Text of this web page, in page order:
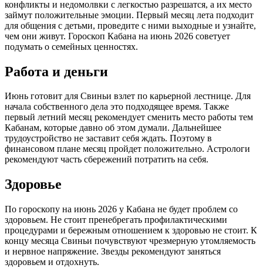
конфликты и недомолвки с легкостью разрешатся, а их место
займут положительные эмоции. Первый месяц лета подходит
для общения с детьми, проведите с ними выходные и узнайте,
чем они живут. Гороскоп Кабана на июнь 2026 советует
подумать о семейных ценностях.
Работа и деньги
Июнь готовит для Свиньи взлет по карьерной лестнице. Для
начала собственного дела это подходящее время. Также
первый летний месяц рекомендует сменить место работы тем
Кабанам, которые давно об этом думали. Дальнейшее
трудоустройство не заставит себя ждать. Поэтому в
финансовом плане месяц пройдет положительно. Астрологи
рекомендуют часть сбережений потратить на себя.
Здоровье
По гороскопу на июнь 2026 у Кабана не будет проблем со
здоровьем. Не стоит пренебрегать профилактическими
процедурами и бережным отношением к здоровью не стоит. К
концу месяца Свиньи почувствуют чрезмерную утомляемость
и нервное напряжение. Звезды рекомендуют заняться
здоровьем и отдохнуть.